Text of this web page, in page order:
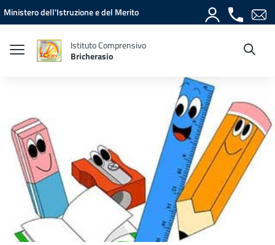
Vai ai contenuti
Vai al menu di navigazione
Vai al footer
Ministero dell'Istruzione e del Merito
Istituto Comprensivo
Bricherasio